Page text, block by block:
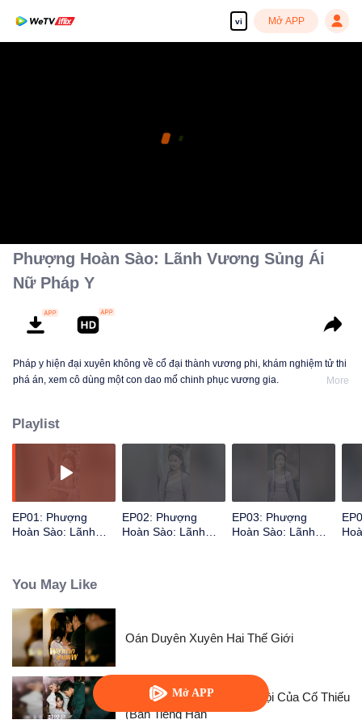
vi Mở APP
Mở APP
Phượng Hoàn Sào: Lãnh Vương Sủng Ái
Nữ Pháp Y
Pháp y hiện đại xuyên không về cổ đại thành vương phi, khám nghiệm tử thi
phá án, xem cô dùng một con dao mổ chinh phục vương gia.
More
Playlist
EP01: Phượng
Hoàn Sào: Lãnh
EP02: Phượng
Hoàn Sào: Lãnh
EP03: Phượng
Hoàn Sào: Lãnh
You May Like
Oán Duyên Xuyên Hai Thế Giới
Người Vợ Ẩn Hôn Mang Tội Của Cố Thiếu
(Bản Tiếng Hàn_